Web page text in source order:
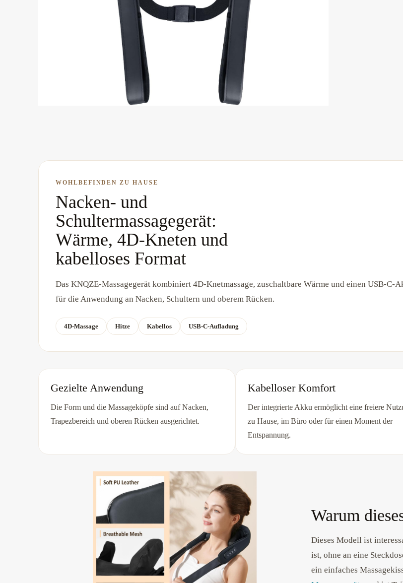
WOHLBEFINDEN ZU HAUSE
Nacken- und
Schultermassagegerät:
Wärme, 4D-Kneten und
kabelloses Format
Das KNQZE-Massagegerät kombiniert 4D-Knetmassage, zuschaltbare Wärme und einen USB-C-
für die Anwendung an Nacken, Schultern und oberem Rücken.
4D-Massage Hitze Kabellos USB-C-Aufladung
Gezielte Anwendung
Die Form und die Massageköpfe sind auf Nacken,
Trapezbereich und oberen Rücken ausgerichtet.
Kabelloser Komfort
Der integrierte Akku ermöglicht eine freiere
zu Hause, im Büro oder für einen Moment der
Entspannung.
Warum
Dieses Modell ist
ist, ohne an eine
ein einfaches